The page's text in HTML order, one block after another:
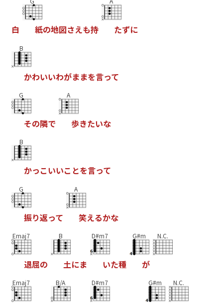
白 紙の地図さえも持 たすに
B
かわいいわかままを言って
G
その隣て
A
歩きたいな
B
かっこいいこ とを言って
G
振り返って
A
笑えるかな
Emaj7
退屈の
B
土にま
D#m7
いた種
G#m
か
N.C.
Emaj7 B/A D#m7 G#m N.C.